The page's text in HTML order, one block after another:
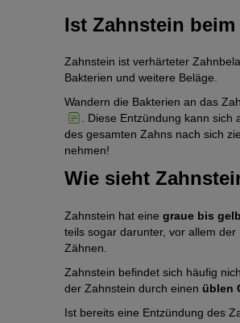
Ist Zahnstein
Zahnstein ist verhärteter
Bakterien und weitere Beläge.
Wandern die Bakterien an das
. Diese Entzündung kann
des gesamten Zahns nach sich
nehmen!
Wie sieht
Zahnstein hat eine graue bis
teils sogar darunter, vor allem
Zähnen.
Zahnstein befindet sich häufig
der Zahnstein durch einen üblen
Ist bereits eine Entzündung des